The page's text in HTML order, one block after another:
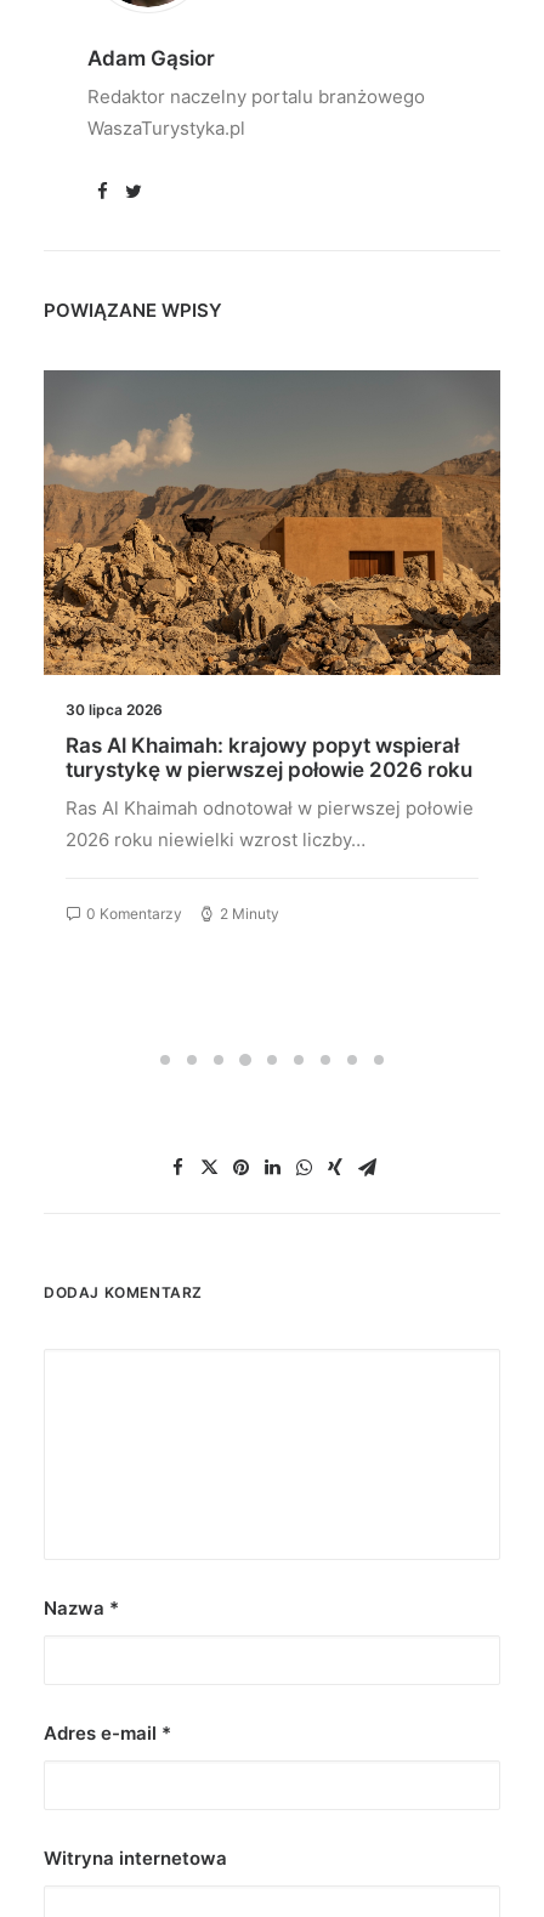
Adam Gąsior
Redaktor naczelny portalu branżowego
WaszaTurystyka.pl
POWIĄZANE WPISY
30 lipca 2026
Ras Al Khaimah: krajowy popyt wspierał
turystykę w pierwszej połowie 2026 roku
Ras Al Khaimah odnotował w pierwszej połowie
2026 roku niewielki wzrost liczby…
0 Komentarzy 2 Minuty
DODAJ KOMENTARZ
Nazwa *
Adres e-mail *
Witryna internetowa